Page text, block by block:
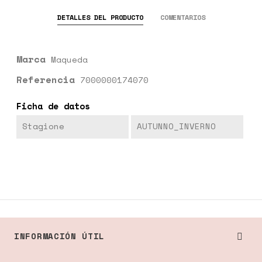
DETALLES DEL PRODUCTO COMENTARIOS
Marca Maqueda
Referencia 7000000174070
Ficha de datos
Stagione AUTUNNO_INVERNO
INFORMACIÓN ÚTIL 